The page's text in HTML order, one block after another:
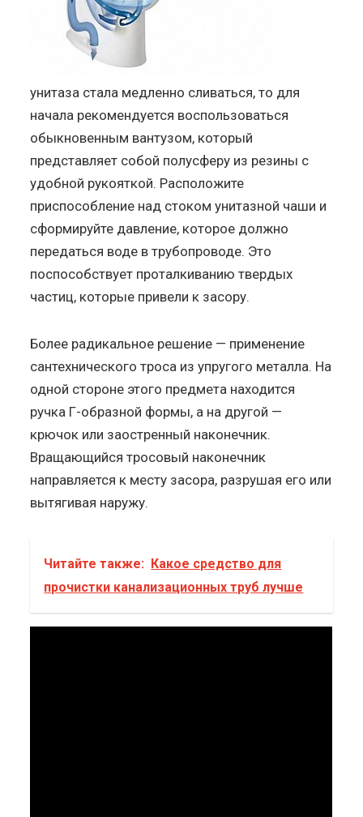
унитаза стала медленно сливаться, то для
начала рекомендуется воспользоваться
обыкновенным вантузом, который
представляет собой полусферу из резины с
удобной рукояткой. Расположите
приспособление над стоком унитазной чаши и
сформируйте давление, которое должно
передаться воде в трубопроводе. Это
поспособствует проталкиванию твердых
частиц, которые привели к засору.
Более радикальное решение — применение
сантехнического троса из упругого металла. На
одной стороне этого предмета находится
ручка Г-образной формы, а на другой —
крючок или заостренный наконечник.
Вращающийся тросовый наконечник
направляется к месту засора, разрушая его или
вытягивая наружу.
Читайте также: Какое средство для
прочистки канализационных труб лучше